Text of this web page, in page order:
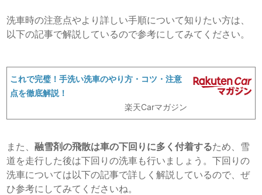
洗車時の注意点やより詳しい手順について知りたい方は、
以下の記事で解説しているので参考にしてみてください。
これで完璧！手洗い洗車のやり方・コツ・注意
点を徹底解説！
楽天Carマガジン
また、融雪剤の飛散は車の下回りに多く付着するため、雪
道を走行した後は下回りの洗車も行いましょう。下回りの
洗車については以下の記事で詳しく解説しているので、ぜ
ひ参考にしてみてくださいね。